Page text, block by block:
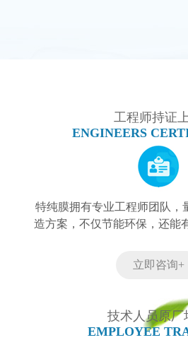
工程师持证
ENGINEERS
特纯膜拥有专业工程师团队，
造方案，不仅节能环保，还能
立即咨询+
技术人员原厂
EMPLOYEE